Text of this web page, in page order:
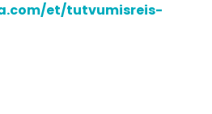
et/tutvumisreis-